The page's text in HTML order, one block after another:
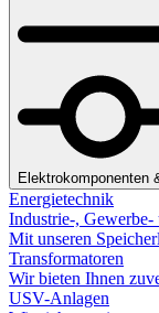
Elektrokomponenten
Energietechnik
Industrie-, Gewerbe-
Mit unseren
Transformatoren
Wir bieten Ihnen
USV-Anlagen